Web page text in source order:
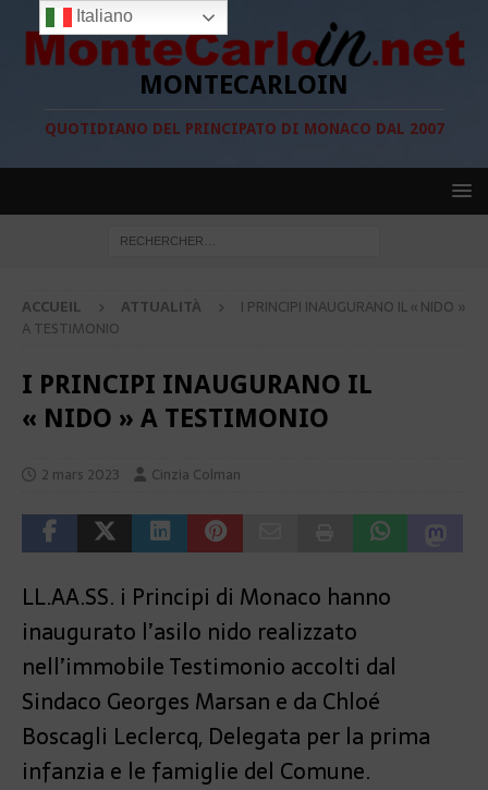
MONTECARLOIN
QUOTIDIANO DEL PRINCIPATO DI MONACO DAL 2007
ACCUEIL ATTUALITÀ
I PRINCIPI INAUGURANO IL « NIDO »
A TESTIMONIO
I PRINCIPI INAUGURANO IL
« NIDO » A TESTIMONIO
2 mars 2023 Cinzia Colman
LL.AA.SS. i Principi di Monaco hanno
inaugurato l’asilo nido realizzato
nell’immobile Testimonio accolti dal
Sindaco Georges Marsan e da Chloé
Boscagli Leclercq, Delegata per la prima
infanzia e le famiglie del Comune.
Italiano